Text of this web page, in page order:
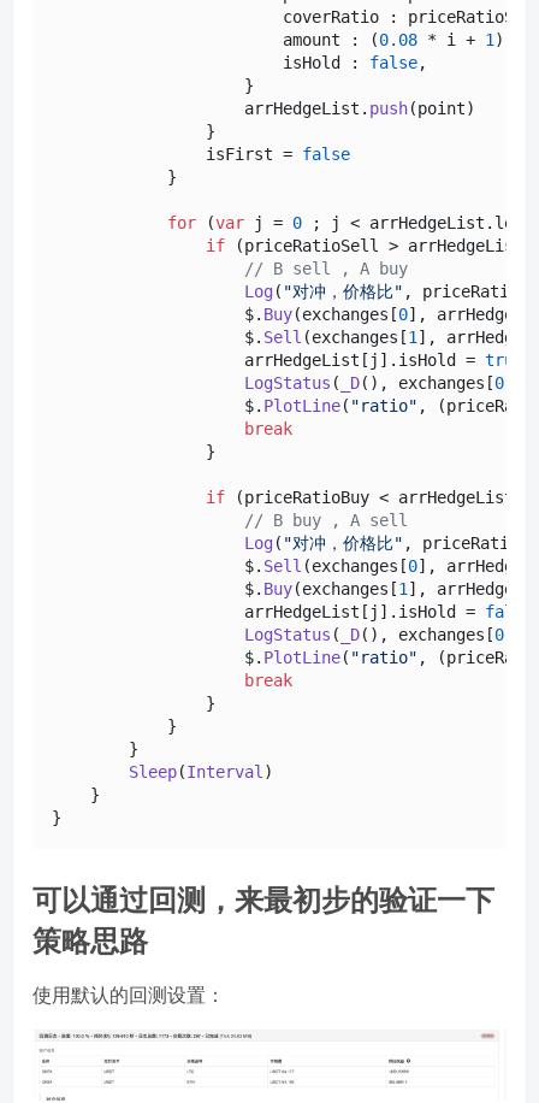
coverRatio :
                        amount : (
0.08 * i + 1) *
                        isHold :
false,
                    }
                    arrHedgeList.
push(point)
                }
                isFirst =
false
            }
for (var j = 0 ; j < arrHedgeList.
if (priceRatioSell >
// B sell , A buy
Log( "对冲，价格比" ,
                    $.
Buy(exchanges[0],
                    $.
Sell (exchanges[1],
                    arrHedgeList[j].
isHold = true
LogStatus ( _D(), exchanges[0
                    $.
PlotLine( "ratio" ,
break
                }
if (priceRatioBuy <
// B buy , A sell
Log( "对冲，价格比" ,
                    $.
Sell (exchanges[0],
                    $.
Buy(exchanges[1],
                    arrHedgeList[j].
isHold = false
LogStatus ( _D(), exchanges[0
                    $.
PlotLine( "ratio" ,
break
                }
            }
        }
Sleep(Interval)
    }
可以通过回测，来最初步的验证一下
策略思路
使用默认的回测设置：